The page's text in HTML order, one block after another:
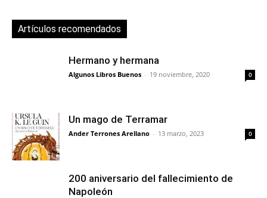
Artículos recomendados
Hermano y hermana
Algunos Libros Buenos - 19 noviembre, 2020 0
Un mago de Terramar
Ander Terrones Arellano - 13 marzo, 2023 0
200 aniversario del fallecimiento de
Napoleón